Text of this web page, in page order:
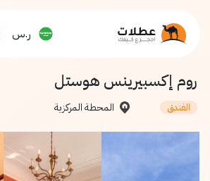
ر.س
روم إكسبيرينس هوستل
الفندق المحطة المركزية